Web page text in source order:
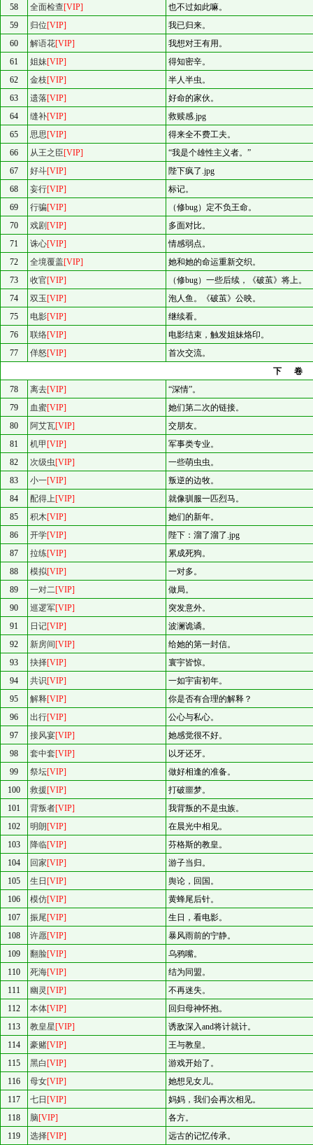
58 全面检查[VIP]
也不过如此嘛。
59
归位[VIP]
我已归来。
60
解语花[VIP]
我想对王有用。
61
姐妹[VIP]
得知密辛。
62
金枝[VIP]
半人半虫。
63
遗落[VIP]
好命的家伙。
64
缝补[VIP]
救赎感.jpg
65
思思[VIP]
得来全不费工夫。
66
从王之臣[VIP]
“我是个雄性主义者。”
67
好斗[VIP]
陛下疯了.jpg
68
妄行[VIP]
标记。
69
行骗[VIP]
（修bug）定不负王命。
70
戏剧 [VIP]
多面对比。
71
诛心[VIP]
情感弱点。
72
全境覆盖[VIP]
她和她的命运重新交织。
73
收官[VIP]
（修bug）一些后续，《破茧》将上。
74
双玉[VIP]
泡人鱼。《破茧》公映。
75
电影[VIP]
继续看。
76
联络[VIP]
电影结束，触发姐妹烙印。
77
佯怒[VIP]
首次交流。
下
78
离去[VIP]
“深情”。
79
血蜜[VIP]
她们第二次的链接。
80
阿艾瓦[VIP]
交朋友。
81
机甲 [VIP]
军事类专业。
82
次级虫[VIP]
一些萌虫虫。
83
小一[VIP]
叛逆的边牧。
84
配得上[VIP]
就像驯服一匹烈马。
85
积木[VIP]
她们的新年。
86
开学[VIP]
陛下：溜了溜了.jpg
87
拉练[VIP]
累成死狗。
88
模拟[VIP]
一对多。
89
一对二[VIP]
做局。
90
巡逻军[VIP]
突发意外。
91
日记[VIP]
波澜诡谲。
92
新房间 [VIP]
给她的第一封信。
93
抉择[VIP]
寰宇皆惊。
94
共识[VIP]
一如宇宙初年。
95
解释[VIP]
你是否有合理的解释？
96
出行[VIP]
公心与私心。
97
接风宴[VIP]
她感觉很不好。
98
套中套[VIP]
以牙还牙。
99
祭坛[VIP]
做好相逢的准备。
100
救援[VIP]
打破噩梦。
101
背叛者[VIP]
我背叛的不是虫族。
102
明朗[VIP]
在晨光中相见。
103
降临[VIP]
芬格斯的教皇。
104
回家[VIP]
游子当归。
105
生日 [VIP]
舆论，回国。
106
模仿[VIP]
黄蜂尾后针。
107
振尾[VIP]
生日，看电影。
108
许愿[VIP]
暴风雨前的宁静。
109
翻脸[VIP]
乌鸦嘴。
110
死海[VIP]
结为同盟。
111
幽灵 [VIP]
不再迷失。
112
本体[VIP]
回归母神怀抱。
113
教皇星[VIP]
诱敌深入and将计就计。
114
豪赌[VIP]
王与教皇。
115
黑白 [VIP]
游戏开始了。
116
母女[VIP]
她想见女儿。
117
七日 [VIP]
妈妈，我们会再次相见。
118
脑[VIP]
各方。
119
选择[VIP]
远古的记忆传承。